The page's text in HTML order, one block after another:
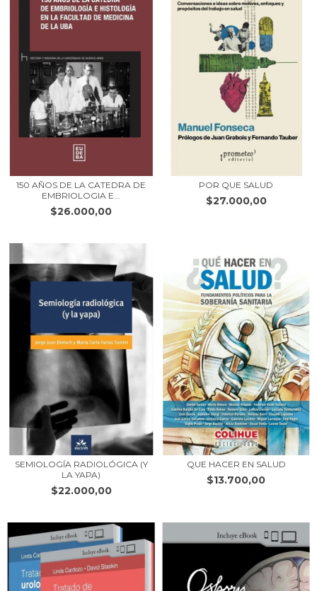
150 AÑOS DE LA CATEDRA DE
EMBRIOLOGIA E...
$26.000,00
POR QUE SALUD
$27.000,00
SEMIOLOGÍA RADIOLÓGICA (Y
LA YAPA)
$22.000,00
QUE HACER EN SALUD
$13.700,00